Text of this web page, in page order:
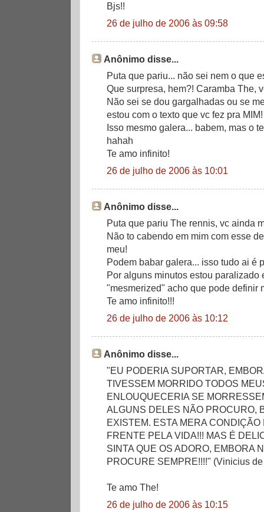
Bjs!!
26 de julho de 2006 às 09:58
Anônimo disse...
Puta que pariu... não sei nem o que
Que surpresa, hem?! Caramba The,
Não sei se dou gargalhadas ou se
estou com o texto que vc fez pra MIM!
Isso mesmo galera... babem, mas o
hahah
Te amo infinito!
26 de julho de 2006 às 10:01
Anônimo disse...
Puta que pariu The rennis, vc ainda
Não to cabendo em mim com esse
meu!
Podem babar galera... isso tudo ai é
Por alguns minutos estou paralizado
"mesmerized" acho que pode definir
Te amo infinito!!!
26 de julho de 2006 às 10:12
Anônimo disse...
"EU PODERIA SUPORTAR,
TIVESSEM MORRIDO TODOS
ENLOUQUECERIA SE
ALGUNS DELES NÃO PROCURO,
EXISTEM. ESTA MERA
FRENTE PELA VIDA!!! MAS É
SINTA QUE OS ADORO, EMBORA
PROCURE SEMPRE!!!!" (Vinicius
Te amo The!
26 de julho de 2006 às 10:15